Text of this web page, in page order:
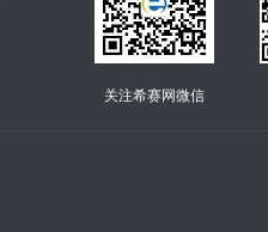
关注希赛网微信